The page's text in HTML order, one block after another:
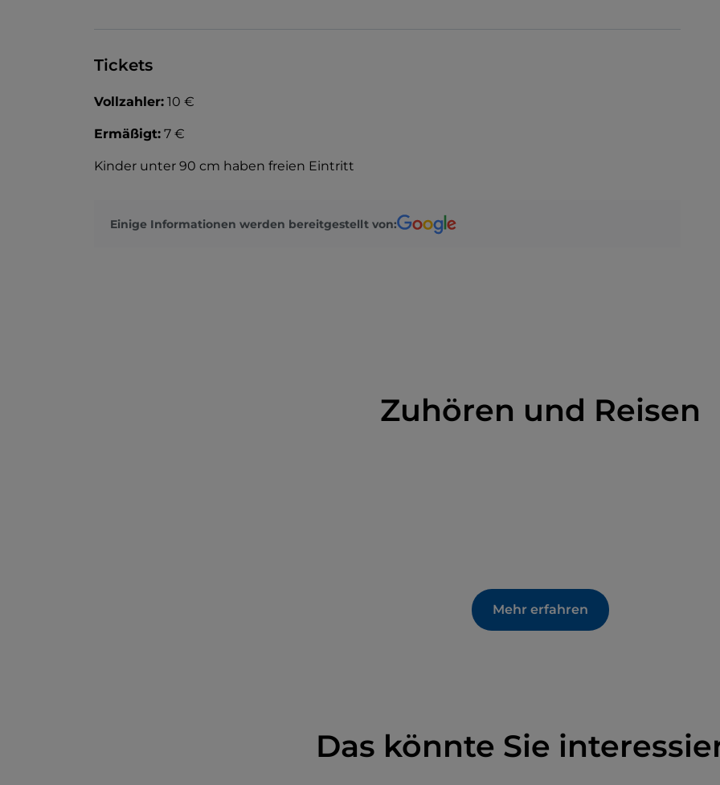
Tickets
Vollzahler: 10 €
Ermäßigt: 7 €
Kinder unter 90 cm haben freien Eintritt
Einige Informationen werden bereitgestellt von:
Zuhören und Reisen
Mehr erfahren
Das könnte Sie